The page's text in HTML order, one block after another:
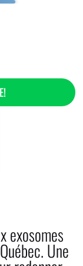
exosomes
Une